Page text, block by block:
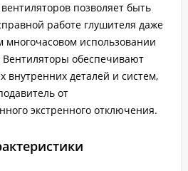
позволяет быть
работе глушителя даже
многочасовом использовании
обеспечивают
внутренних деталей и систем,
от
экстренного отключения.